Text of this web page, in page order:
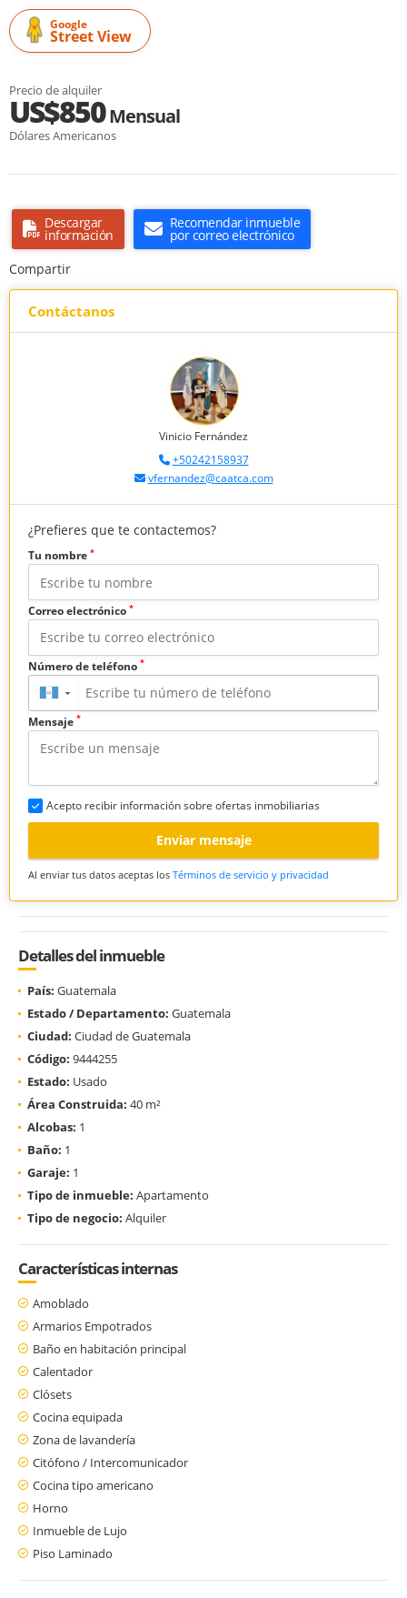
Google
Street View
Precio de alquiler
US$850Mensual
Dólares Americanos
Descargar
información
Recomendar inmueble
por correo electrónico
Compartir
Contáctanos
Vinicio Fernández
+50242158937
vfernandez@caatca.com
¿Prefieres que te contactemos?
Tu nombre *
Correo electrónico *
Número de teléfono *
▼
Mensaje *
Acepto recibir información sobre ofertas inmobiliarias
Enviar mensaje
Al enviar tus datos aceptas los Términos de servicio y privacidad
Detalles del inmueble
País: Guatemala
Estado / Departamento: Guatemala
Ciudad: Ciudad de Guatemala
Código: 9444255
Estado: Usado
Área Construida: 40 m²
Alcobas: 1
Baño: 1
Garaje: 1
Tipo de inmueble: Apartamento
Tipo de negocio: Alquiler
Características internas
Amoblado
Armarios Empotrados
Baño en habitación principal
Calentador
Clósets
Cocina equipada
Zona de lavandería
Citófono / Intercomunicador
Cocina tipo americano
Horno
Inmueble de Lujo
Piso Laminado